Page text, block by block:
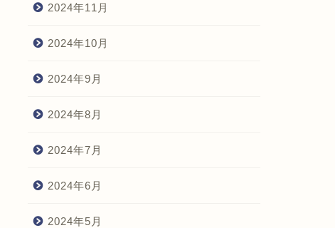
2024年11月
2024年10月
2024年9月
2024年8月
2024年7月
2024年6月
2024年5月